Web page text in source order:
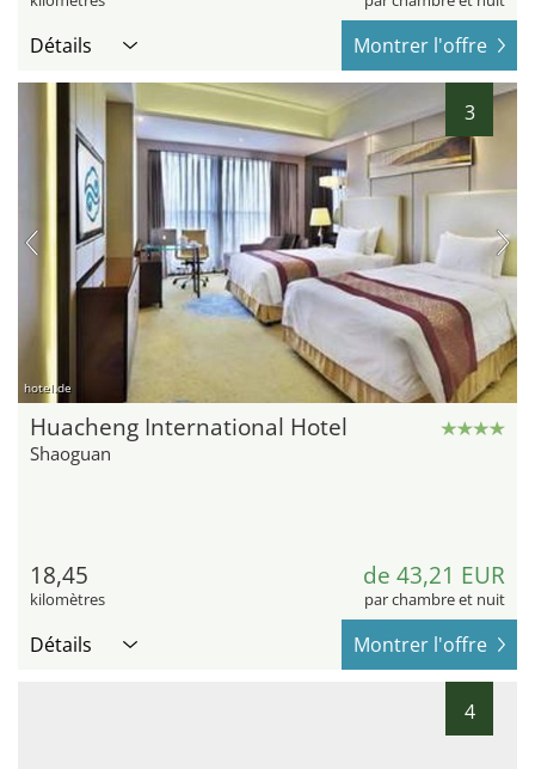
Détails Montrer l'offre
3
hotel.de
Huacheng International Hotel
Shaoguan
18,45
kilomètres
de 43,21 EUR
par chambre et nuit
Détails Montrer l'offre
4